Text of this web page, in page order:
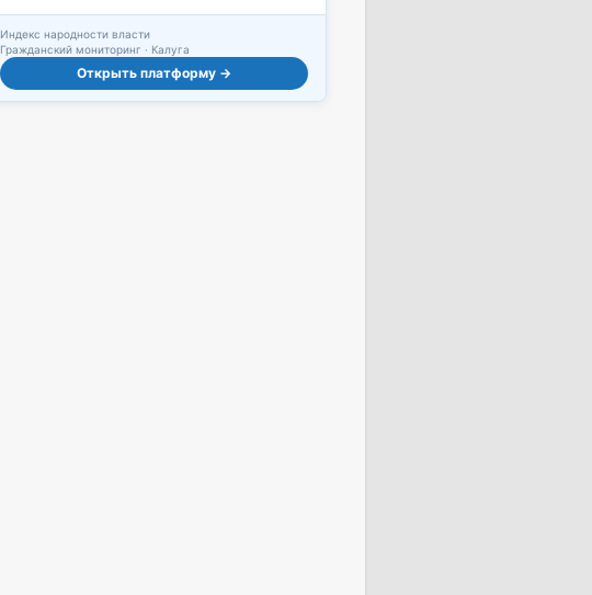
Индекс народности власти
Гражданский мониторинг · Калуга
Открыть платформу →